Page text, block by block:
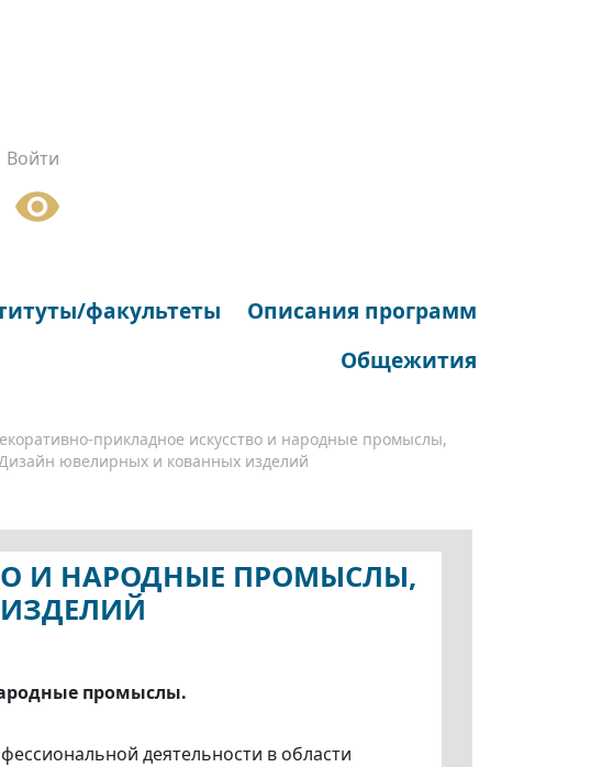
Войти
факультеты
Описания программ
Общежития
прикладное искусство и народные промыслы,
ювелирных и кованных изделий
И НАРОДНЫЕ ПРОМЫСЛЫ,
промыслы.
деятельности в области